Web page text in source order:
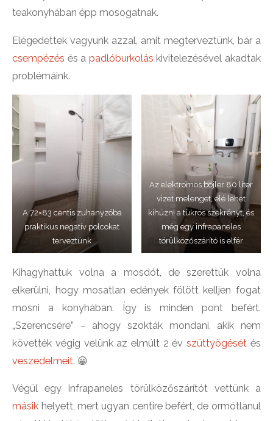
teakonyhában épp mosogatnak.
Elégedettek vagyunk azzal, amit megterveztünk, bár a
csempézés és a padlóburkolás kivitelezésével akadtak
problémáink.
A 72×83 centis zuhanyzóba
praktikus negatív polcokat
terveztünk
Az elektromos bojler 80 liter
vizet melenget, elé lehet
kihúzni a tükrös szekrényt, és
még egy infrapaneles
törülközőszárító is elfér
Kihagyhattuk volna a mosdót, de szerettük volna
elkerülni, hogy mosatlan edények fölött kelljen fogat
mosni a konyhában. Így is minden pont befért.
„Szerencsére” – ahogy szokták mondani, akik nem
követték végig velünk az elmúlt 2 év szüttyögését és
veszedelmeit. 😀
Végül egy infrapaneles törülközőszárítót vettünk a
másik helyett, mert ugyan centire befért, de ormótlanul